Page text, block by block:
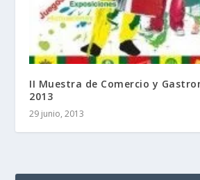
II Muestra de Comercio y
2013
29 junio, 2013